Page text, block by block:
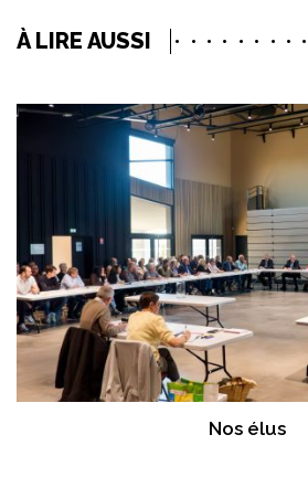
À LIRE AUSSI
Nos élus